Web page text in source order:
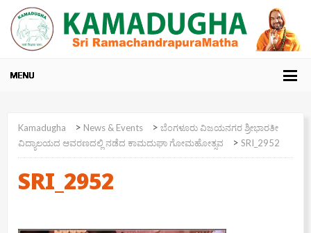
Kamadugha > News & Events > ಬೆಂಗಳೂರು ವಿಜಯನಗರ ಶ್ರೀಭಾರತೀ
ವಿದ್ಯಾಲಯದ ಆವರಣದಲ್ಲಿ ನಡೆದ ಕಾಮದುಘಾ ಗೋಮಹೋತ್ಸವ
> SRI_2952
SRI_2952